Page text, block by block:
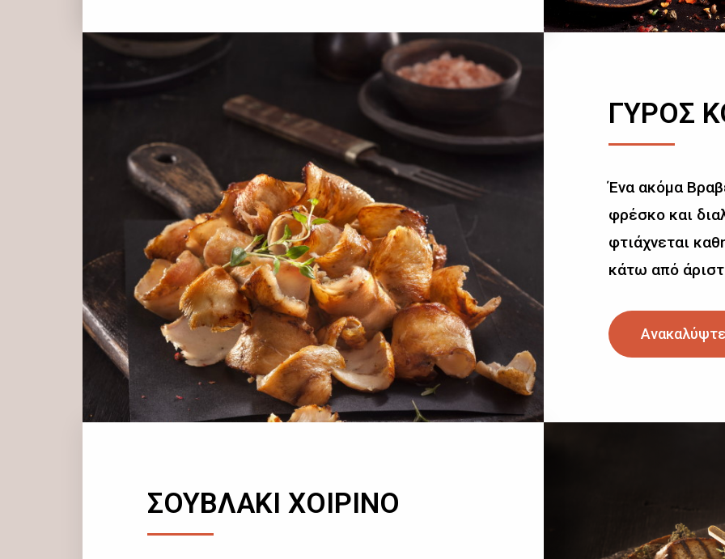
ΓΥΡΟΣ
Ένα ακόμα
φρέσκο και
φτιάχνεται
κάτω από
ΣΟΥΒΛΑΚΙ ΧΟΙΡΙΝΟ